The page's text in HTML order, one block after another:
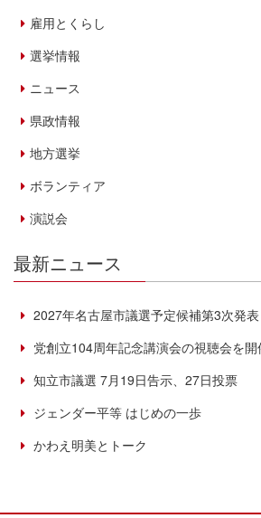
雇用とくらし
選挙情報
ニュース
県政情報
地方選挙
ボランティア
演説会
最新ニュース
2027年名古屋市議選予定候補第3次発表
党創立104周年記念講演会の視聴会を開
知立市議選 7月19日告示、27日投票
ジェンダー平等 はじめの一歩
かわえ明美とトーク